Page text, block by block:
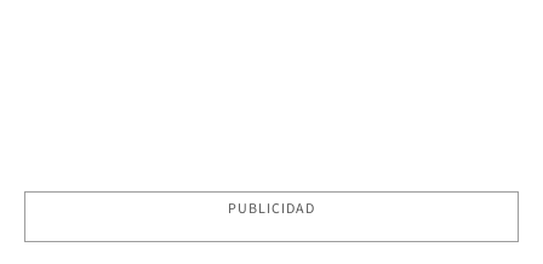
PUBLICIDAD